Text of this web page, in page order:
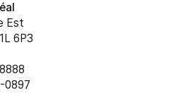
Est
6P3
0897